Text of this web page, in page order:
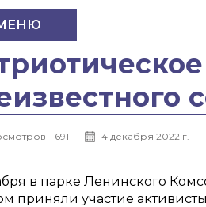
- 691 4 декабря 2022 г.
в парке Ленинского
приняли участие